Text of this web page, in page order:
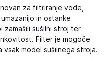
za filtriranje vode,
in ostanke
sušilni stroj ter
Filter je mogoče
model sušilnega stroja.